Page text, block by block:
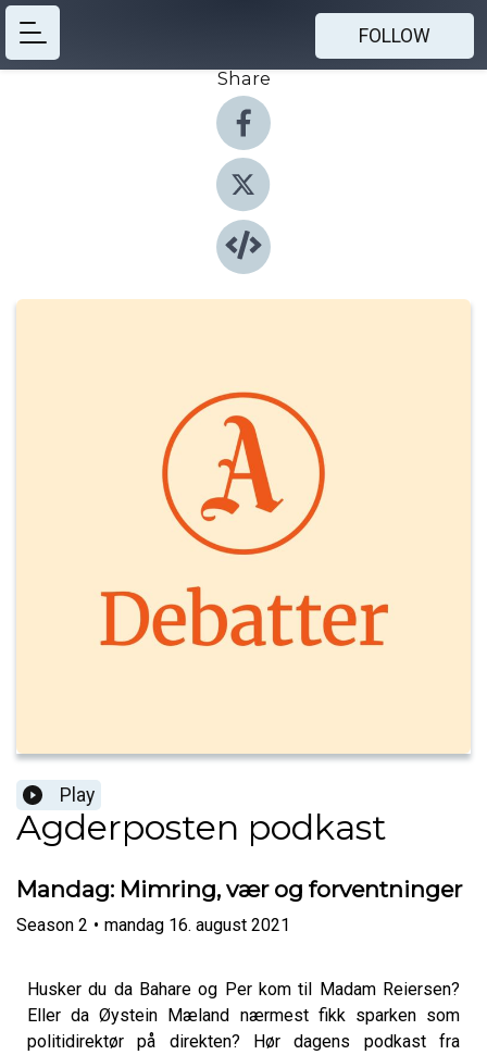
FOLLOW
Share
Play
Agderposten podkast
Mandag: Mimring, vær og forventninger
Season 2 • mandag 16. august 2021
Husker du da Bahare og Per kom til Madam Reiersen?
Eller da Øystein Mæland nærmest fikk sparken som
politidirektør på direkten? Hør dagens podkast fra